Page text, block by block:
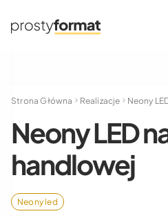
Strona Główna Realizacje Neony
Neony LED
handlowej
Neony led